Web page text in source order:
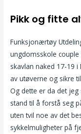
Pikk og fitte
Funksjonærtøy
ungdomsskole
skavlan naked 17-19
av utøverne og sikre
Og dette er da det
stand til å forstå seg
uten tvil noe av det
sykkelmuligheter på